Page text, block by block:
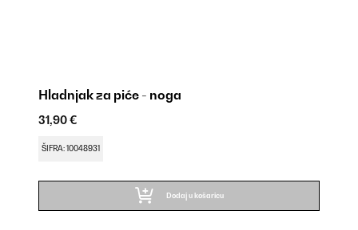
Hladnjak za piće - noga
31,90 €
ŠIFRA: 10048931
Dodaj u košaricu